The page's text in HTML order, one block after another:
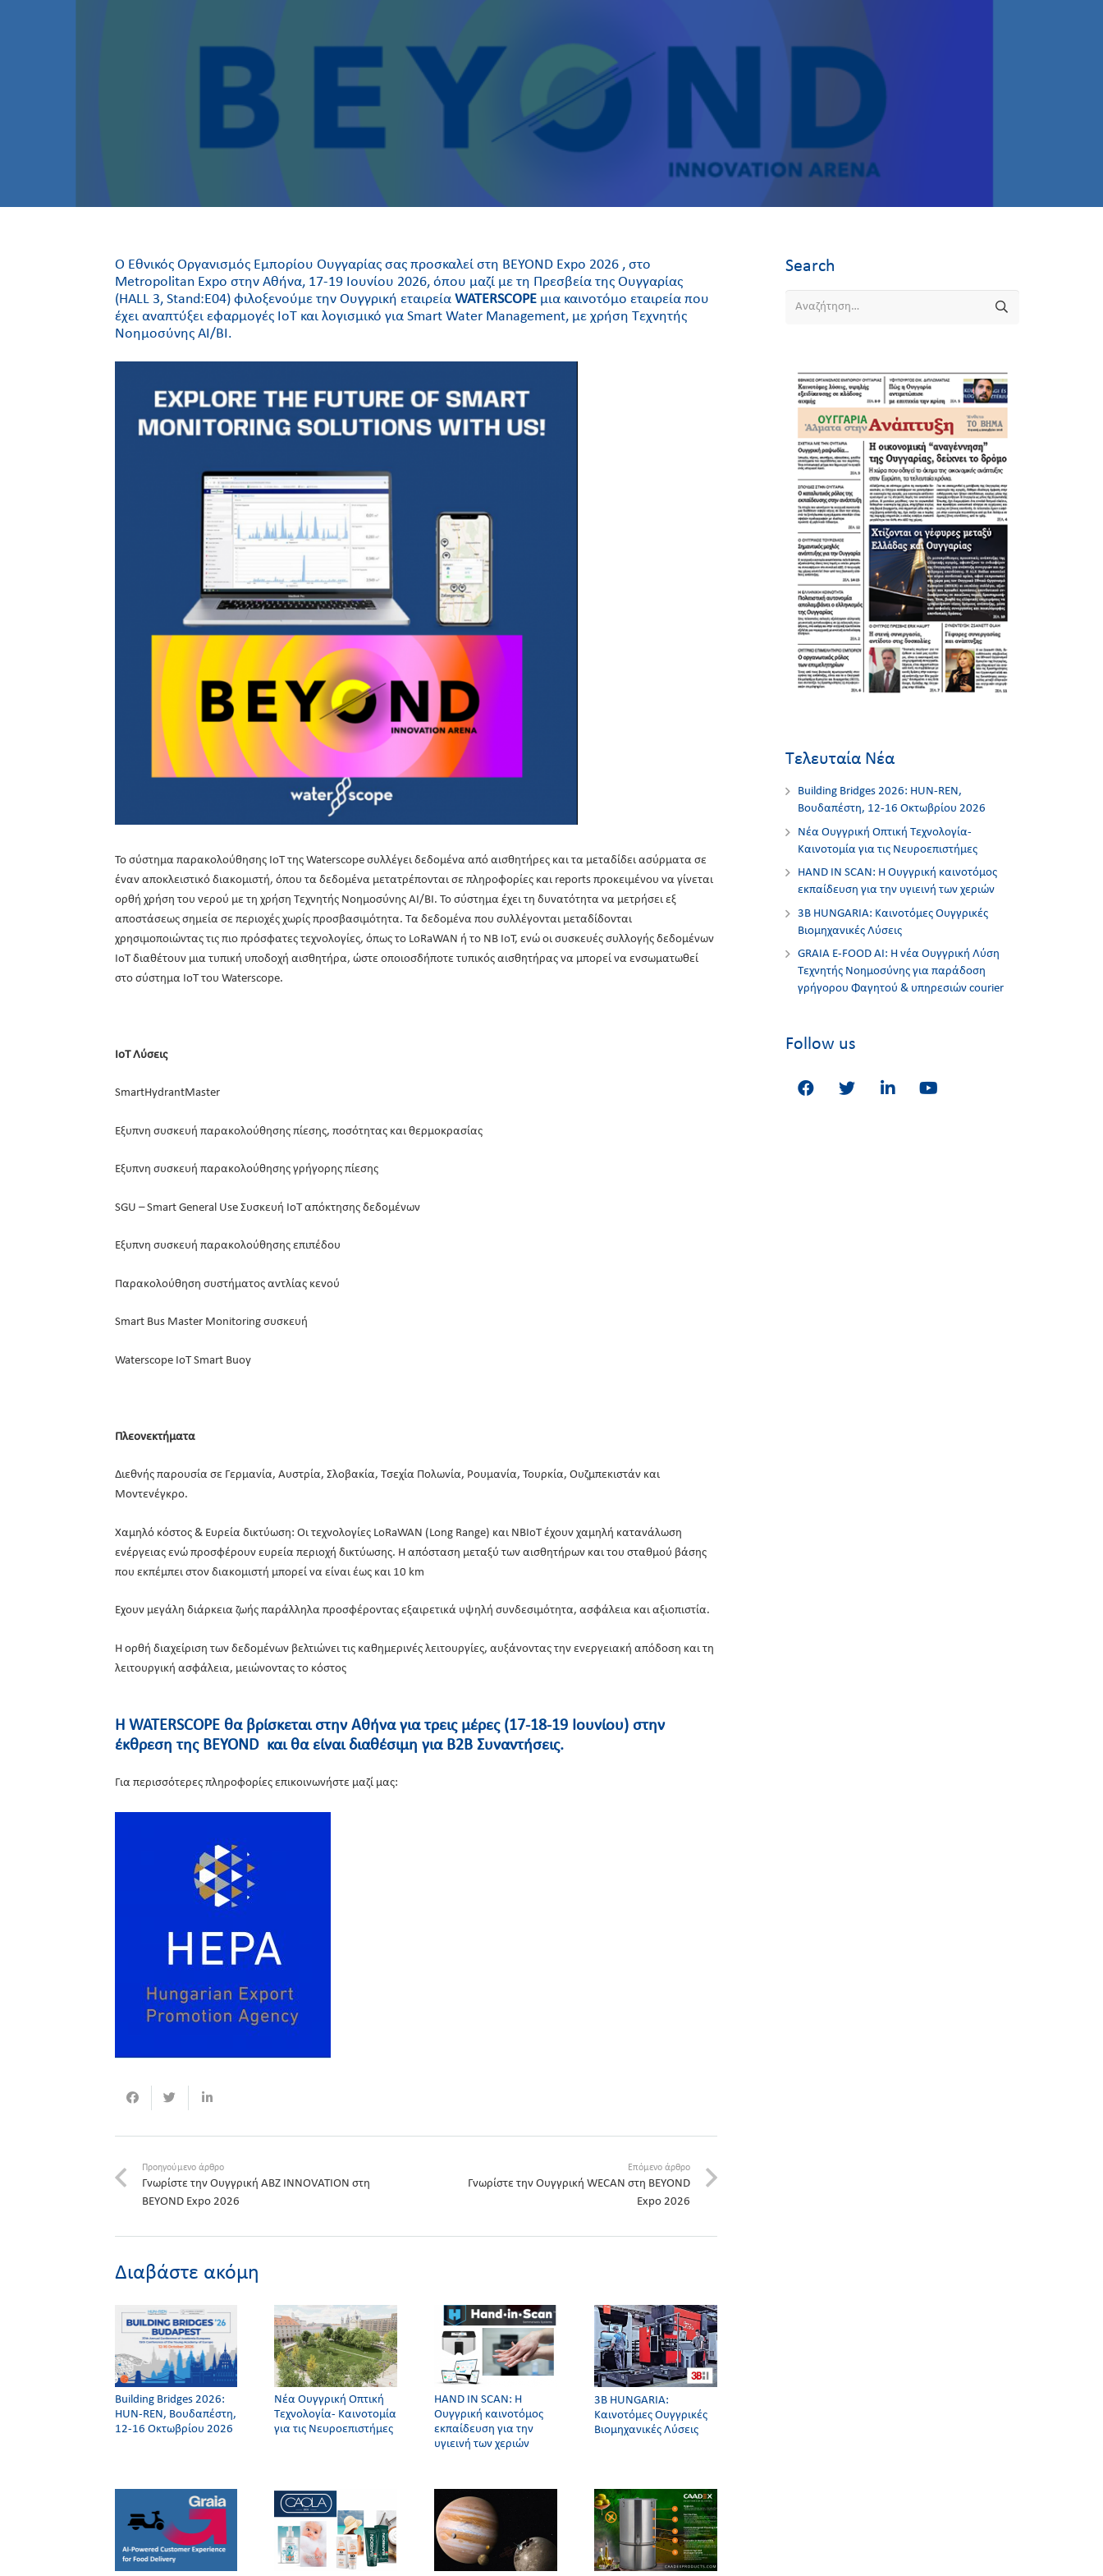
O Εθνικός Οργανισμός Εμπορίου Ουγγαρίας σας προσκαλεί στη BEYOND Expo 2026 , στο
Metropolitan Expo στην Αθήνα, 17-19 Ιουνίου 2026, όπου μαζί με τη Πρεσβεία της Ουγγαρίας
(HALL 3, Stand:E04) φιλοξενούμε την Ουγγρική εταιρεία WATERSCOPEμια καινοτόμο εταιρεία που
έχει αναπτύξει εφαρμογές IoT και λογισμικό για Smart Water Management, με χρήση Τεχνητής
Νοημοσύνης AI/BI.
Το σύστημα παρακολούθησης IoT της Waterscope συλλέγει δεδομένα από αισθητήρες και τα μεταδίδει ασύρματα σε
έναν αποκλειστικό διακομιστή, όπου τα δεδομένα μετατρέπονται σε πληροφορίες και reports προκειμένου να γίνεται
ορθή χρήση του νερού με τη χρήση Τεχνητής Νοημοσύνης AI/BI. Το σύστημα έχει τη δυνατότητα να μετρήσει εξ
αποστάσεως σημεία σε περιοχές χωρίς προσβασιμότητα. Τα δεδομένα που συλλέγονται μεταδίδονται
χρησιμοποιώντας τις πιο πρόσφατες τεχνολογίες, όπως το LoRaWAN ή το NB IoT, ενώ οι συσκευές συλλογής δεδομένων
IoT διαθέτουν μια τυπική υποδοχή αισθητήρα, ώστε οποιοσδήποτε τυπικός αισθητήρας να μπορεί να ενσωματωθεί
στο σύστημα IoT του Waterscope.
IoTΛύσεις
SmartHydrantMaster
Έξυπνη συσκευή παρακολούθησης πίεσης, ποσότητας και θερμοκρασίας
Έξυπνη συσκευή παρακολούθησης γρήγορης πίεσης
SGU – Smart General Use Συσκευή IoT απόκτησης δεδομένων
Έξυπνη συσκευή παρακολούθησης επιπέδου
Παρακολούθηση συστήματος αντλίας κενού
Smart Bus Master Monitoring συσκευή
Waterscope IoT Smart Buoy
Πλεονεκτήματα
Διεθνής παρουσία σε Γερμανία, Αυστρία, Σλοβακία, Τσεχία Πολωνία, Ρουμανία, Τουρκία, Ουζμπεκιστάν και
Μοντενέγκρο.
Χαμηλό κόστος & Ευρεία δικτύωση: Οι τεχνολογίες LoRaWAN (Long Range) και NBIoT έχουν χαμηλή κατανάλωση
ενέργειας ενώ προσφέρουν ευρεία περιοχή δικτύωσης. Η απόσταση μεταξύ των αισθητήρων και του σταθμού βάσης
που εκπέμπει στον διακομιστή μπορεί να είναι έως και 10 km
Έχουν μεγάλη διάρκεια ζωής παράλληλα προσφέροντας εξαιρετικά υψηλή συνδεσιμότητα, ασφάλεια και αξιοπιστία.
Η ορθή διαχείριση των δεδομένων βελτιώνει τις καθημερινές λειτουργίες, αυξάνοντας την ενεργειακή απόδοση και τη
λειτουργική ασφάλεια, μειώνοντας το κόστος
Η WATERSCOPE θα βρίσκεται στην Αθήνα για τρεις μέρες (17-18-19 Ιουνίου) στην
έκθρεση της BEYOND και θα είναι διαθέσιμη για B2B Συναντήσεις.
Για περισσότερες πληροφορίες επικοινωνήστε μαζί μας:
Προηγούμενο άρθρο
Γνωρίστε την Ουγγρική ABZ INNOVATION στη
BEYOND Expo 2026
Επόμενο άρθρο
Γνωρίστε την Ουγγρική WECAN στη BEYOND
Expo 2026
Διαβάστε ακόμη
Building Bridges 2026:
HUN-REN, Βουδαπέστη,
12-16 Οκτωβρίου 2026
Νέα Ουγγρική Οπτική
Τεχνολογία- Καινοτομία
για τις Nευροεπιστήμες
HAND IN SCAN: Η
Ουγγρική καινοτόμος
εκπαίδευση για την
υγιεινή των χεριών
3Β HUNGARIA:
Καινοτόμες Ουγγρικές
Βιομηχανικές Λύσεις
Search
Αναζήτηση
Τελευταία Νέα
Building Bridges 2026: HUN-REN,
Βουδαπέστη, 12-16 Οκτωβρίου 2026
Νέα Ουγγρική Οπτική Τεχνολογία-
Καινοτομία για τις Nευροεπιστήμες
HAND IN SCAN: Η Ουγγρική καινοτόμος
εκπαίδευση για την υγιεινή των χεριών
3Β HUNGARIA: Καινοτόμες Ουγγρικές
Βιομηχανικές Λύσεις
GRAIA E-FOOD AI: Η νέα Ουγγρική Λύση
Τεχνητής Νοημοσύνης για παράδοση
γρήγορου Φαγητού & υπηρεσιών courier
Follow us